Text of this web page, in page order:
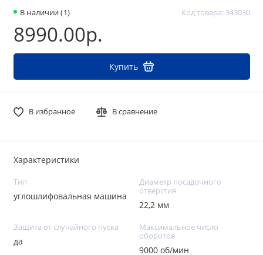
В наличии (1) Код товара: 343030
8990.00р.
Купить
В избранное В сравнение
Характеристики
Тип
углошлифовальная машина
Диаметр посадочного
отверстия
22,2 мм
Защита от случайного пуска
да
Максимальное число
оборотов
9000 об/мин